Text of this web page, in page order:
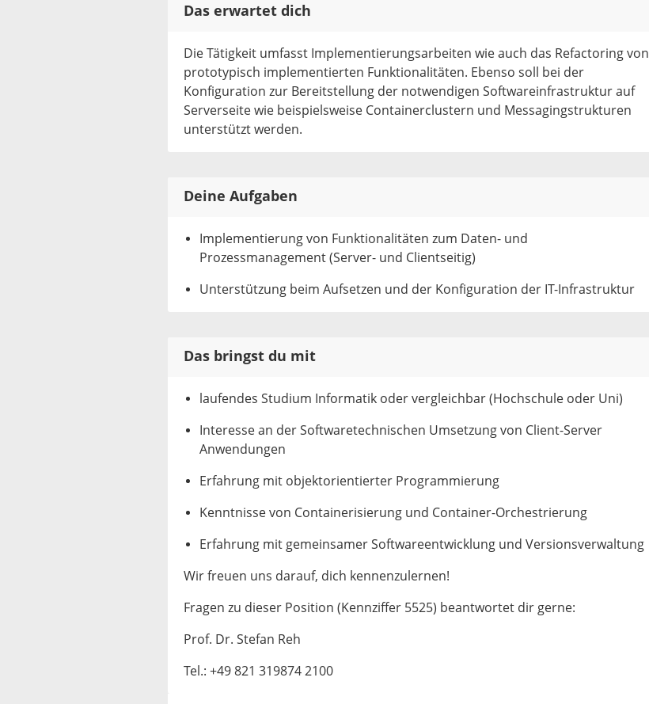
Das erwartet dich
Die Tätigkeit umfasst Implementierungsarbeiten wie auch das Refactoring von
prototypisch implementierten Funktionalitäten. Ebenso soll bei der
Konfiguration zur Bereitstellung der notwendigen Softwareinfrastruktur auf
Serverseite wie beispielsweise Containerclustern und Messagingstrukturen
unterstützt werden.
Deine Aufgaben
Implementierung von Funktionalitäten zum Daten- und
Prozessmanagement (Server- und Clientseitig)
Unterstützung beim Aufsetzen und der Konfiguration der IT-Infrastruktur
Das bringst du mit
laufendes Studium Informatik oder vergleichbar (Hochschule oder Uni)
Interesse an der Softwaretechnischen Umsetzung von Client-Server
Anwendungen
Erfahrung mit objektorientierter Programmierung
Kenntnisse von Containerisierung und Container-Orchestrierung
Erfahrung mit gemeinsamer Softwareentwicklung und Versionsverwaltung
Wir freuen uns darauf, dich kennenzulernen!
Fragen zu dieser Position (Kennziffer 5525) beantwortet dir gerne:
Prof. Dr. Stefan Reh
Tel.: +49 821 319874 2100